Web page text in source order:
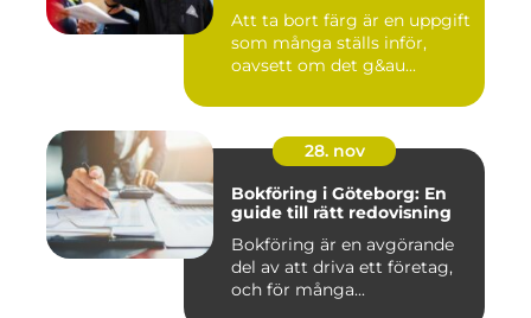
Att ta bort färg är en uppgift
som många ställs inför,
oavsett om det g&au...
28. nov
Bokföring i Göteborg: En
guide till rätt redovisning
Bokföring är en avgörande
del av att driva ett företag,
och för många...